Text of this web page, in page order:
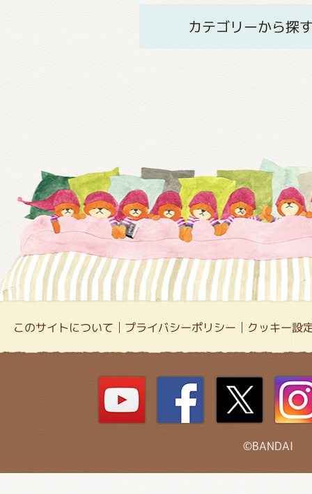
カテゴリーから探
このサイトについて プライバシーポリシー クッキー設
©BANDAI